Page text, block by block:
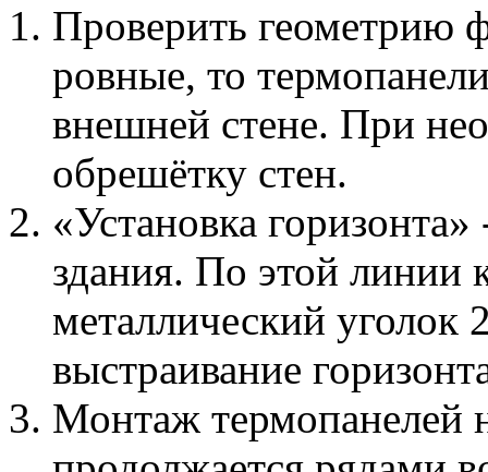
Проверить геометрию
ровные, то
внешней стене. При
обрешётку стен.
«Установка
здания. По этой линии
металлический
выстраивание
Монтаж термопанелей